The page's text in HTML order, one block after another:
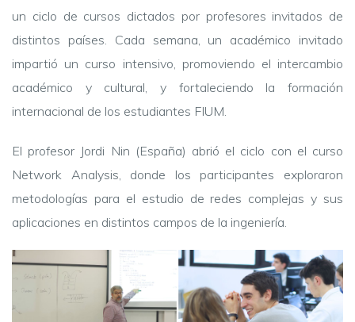
un ciclo de cursos dictados por profesores invitados de
distintos países. Cada semana, un académico invitado
impartió un curso intensivo, promoviendo el intercambio
académico y cultural, y fortaleciendo la formación
internacional de los estudiantes FIUM.
El profesor Jordi Nin (España) abrió el ciclo con el curso
Network Analysis, donde los participantes exploraron
metodologías para el estudio de redes complejas y sus
aplicaciones en distintos campos de la ingeniería.